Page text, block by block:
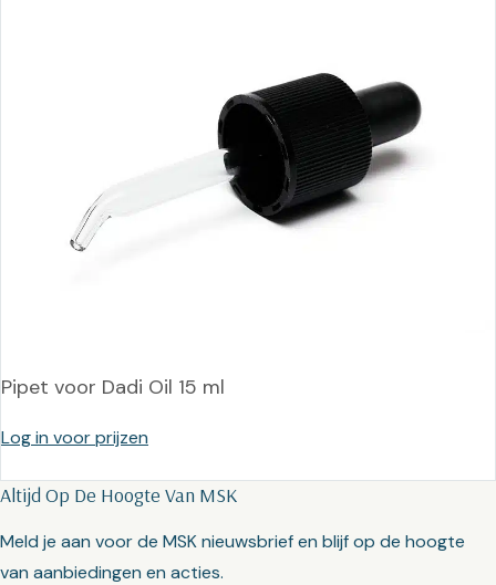
Pipet voor Dadi Oil 15 ml
Log in voor prijzen
Altijd Op De Hoogte Van MSK
Meld je aan voor de MSK nieuwsbrief en blijf op de hoogte
van aanbiedingen en acties.